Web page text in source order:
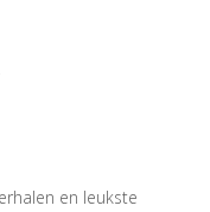
en leukste